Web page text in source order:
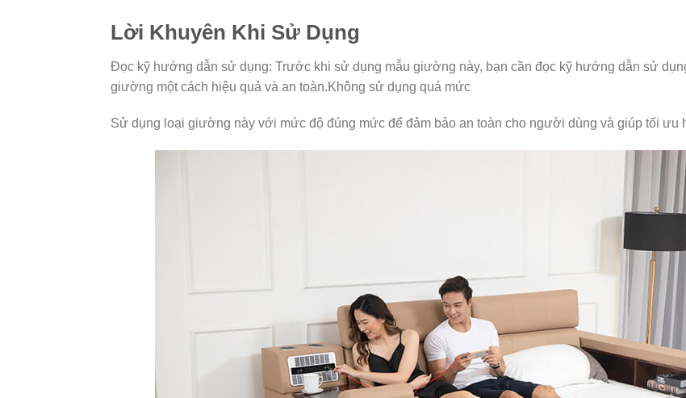
Lời Khuyên Khi Sử Dụng
Đọc kỹ hướng dẫn sử dụng: Trước khi sử dụng mẫu giường này, bạn cần đọc kỹ hướng dẫn sử
giường một cách hiệu quả và an toàn.Không sử dụng quá mức
Sử dụng loại giường này với mức độ đúng mức để đảm bảo an toàn cho người dùng và giúp tối ưu